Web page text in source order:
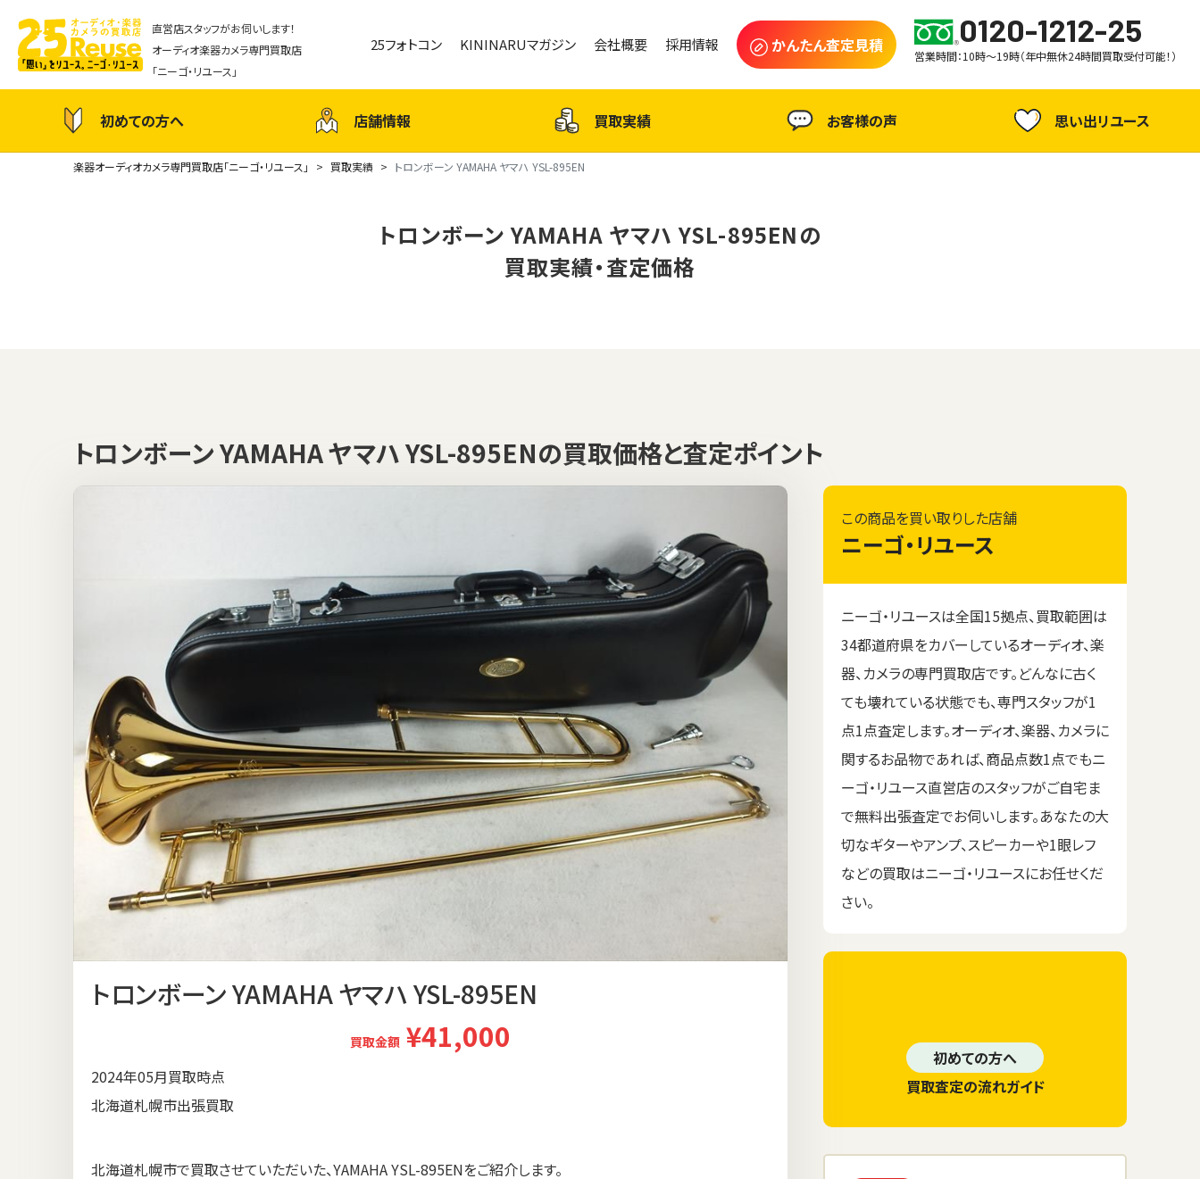
直営店スタッフがお伺いします！
オーディオ楽器カメラ専門買取店
「ニーゴ・リユース」
25フォトコン KININARUマガジン 会社概要 採用情報 かんたん査定見積 0120-1212-25
営業時間：10時～19時（年中無休24時間買取受付可能！）
初めての方へ 店舗情報 買取実績 お客様の声 思い出リユース
楽器オーディオカメラ専門買取店「ニーゴ・リユース」 買取実績 トロンボーン YAMAHA ヤマハ YSL-895EN
トロンボーン YAMAHA ヤマハ YSL-895ENの
買取実績・査定価格
トロンボーン YAMAHA ヤマハ YSL-895ENの買取価格と査定ポイント
トロンボーン YAMAHA ヤマハ YSL-895EN
買取金額 ¥41,000
2024年05月買取時点
北海道札幌市出張買取
北海道札幌市で買取させていただいた、YAMAHA YSL-895ENをご紹介します。
この商品を買い取りした店舗
ニーゴ・リユース
ニーゴ・リユースは全国15拠点、買取範囲は
34都道府県をカバーしているオーディオ、楽
器、カメラの専門買取店です。どんなに古く
ても壊れている状態でも、専門スタッフが1
点1点査定します。オーディオ、楽器、カメラに
関するお品物であれば、商品点数1点でもニ
ーゴ・リユース直営店のスタッフがご自宅ま
で無料出張査定でお伺いします。あなたの大
切なギターやアンプ、スピーカーや1眼レフ
などの買取はニーゴ・リユースにお任せくだ
さい。
初めての方へ
買取査定の流れガイド